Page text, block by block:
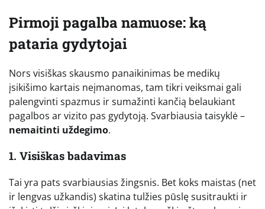
Pirmoji pagalba namuose: ką
pataria gydytojai
Nors visiškas skausmo panaikinimas be medikų
įsikišimo kartais neįmanomas, tam tikri veiksmai gali
palengvinti spazmus ir sumažinti kančią belaukiant
pagalbos ar vizito pas gydytoją. Svarbiausia taisyklė –
nemaitinti uždegimo.
1. Visiškas badavimas
Tai yra pats svarbiausias žingsnis. Bet koks maistas (net
ir lengvas užkandis) skatina tulžies pūslę susitraukti ir